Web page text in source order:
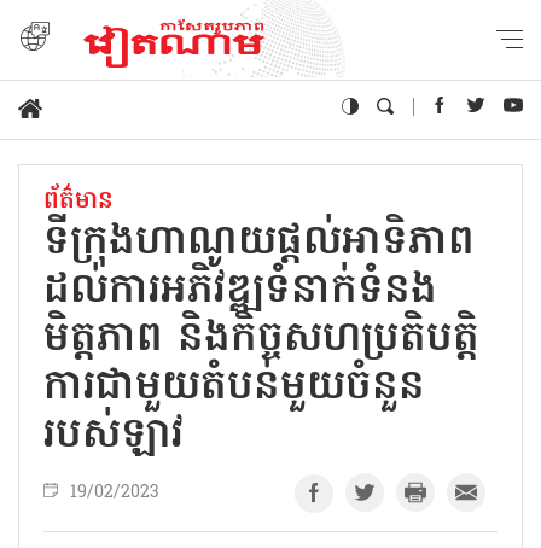
ព័ត៌មាន
ទីក្រុងហាណូយផ្តល់អាទិភាព
ដល់ការអភិវឌ្ឍទំនាក់ទំនង
មិត្តភាព និងកិច្ចសហប្រតិបត្តិ
ការជាមួយតំបន់មួយចំនួន
របស់ឡាវ
19/02/2023